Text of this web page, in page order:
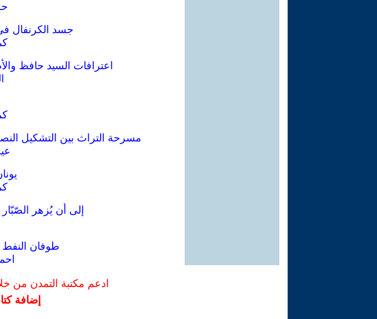
جسد الكرنفال
اعترافات السيد حافظ
مسرحة التراث بين التشكيل
إلى أن يُزهر
طوفان
ادعم مكتبة التمدن من
إضافة